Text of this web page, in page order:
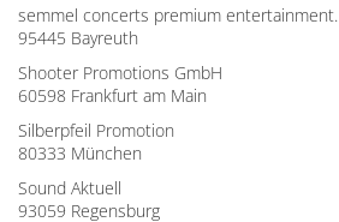
semmel concerts premium entertainment.
95445 Bayreuth
Shooter Promotions GmbH
60598 Frankfurt am Main
Silberpfeil Promotion
80333 München
Sound Aktuell
93059 Regensburg